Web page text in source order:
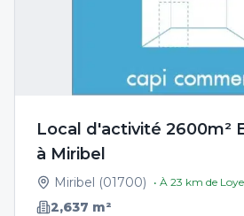
Local d'activité 2600m²
à Miribel
Miribel (01700) • À 23 km de
2,637 m²